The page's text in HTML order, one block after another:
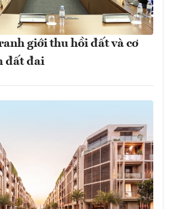
giới thu hồi đất và cơ
đất đai